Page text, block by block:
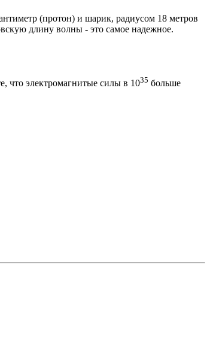
(протон) и шарик, радиусом 18 метров
длину волны - это самое надежное.
что электромагнитые силы в 1035 больше